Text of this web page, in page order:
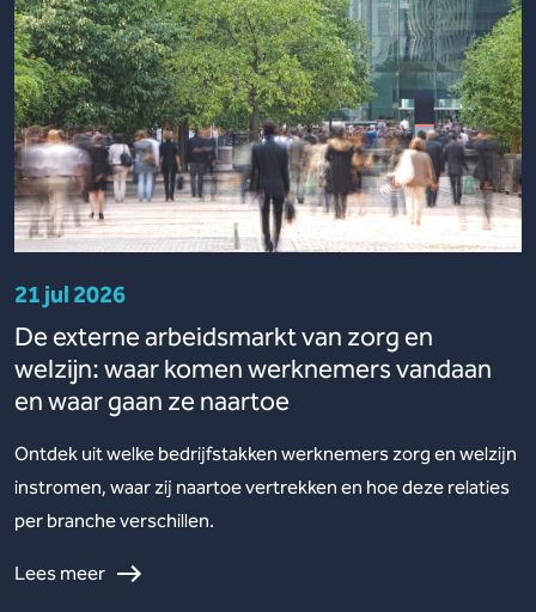
21 jul 2026
De externe arbeidsmarkt van zorg en
welzijn: waar komen werknemers vandaan
en waar gaan ze naartoe
Ontdek uit welke bedrijfstakken werknemers zorg en welzijn
instromen, waar zij naartoe vertrekken en hoe deze relaties
per branche verschillen.
Lees meer